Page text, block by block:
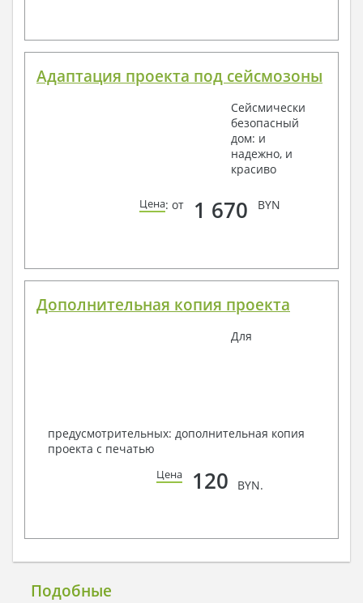
Адаптация проекта под сейсмозоны
Сейсмически
безопасный
дом: и
надежно, и
красиво
Цена: от 1 670 BYN
Дополнительная копия проекта
Для
предусмотрительных: дополнительная копия
проекта с печатью
Цена 120 BYN.
Подобные